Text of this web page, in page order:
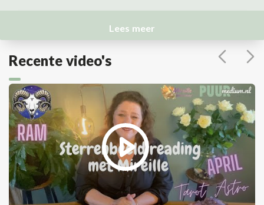
Lees meer
Recente video's